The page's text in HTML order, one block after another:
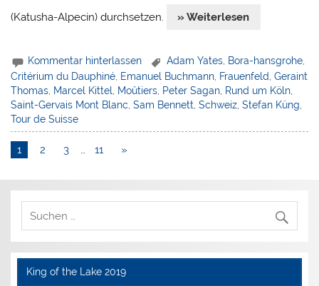
(Katusha-Alpecin) durchsetzen. » Weiterlesen
Kommentar hinterlassen Adam Yates Bora-hansgrohe
Critérium du Dauphiné Emanuel Buchmann Frauenfeld ,Geraint
Thomas Marcel Kittel Moûtiers Peter Sagan Rund um Köln
Saint-Gervais Mont Blanc ,Sam Bennett ,Schweiz ,Stefan Küng
Tour de Suisse
1 2 3 … 11 »
King of the Lake 2019